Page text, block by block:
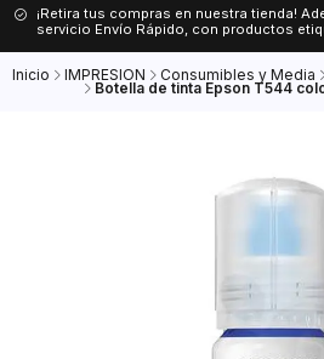
¡Retira tus compras en nuestra tienda!
servicio Envío Rápido, con productos
Inicio IMPRESION Consumibles y Media
Botella de tinta Epson T544